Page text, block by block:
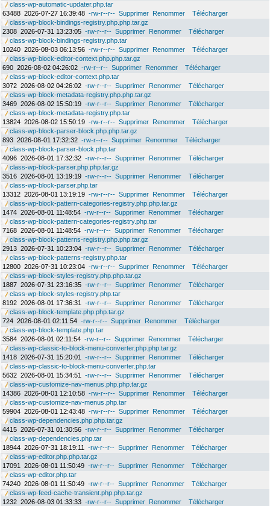
class-wp-automatic-updater.php.tar
63488 2026-07-27 16:39:48 -rw-r--r-- Supprimer Renommer
Télécharger
class-wp-block-bindings-registry.php.php.tar.gz
2308 2026-07-31 13:23:05 -rw-r--r-- Supprimer Renommer
Télécharger
class-wp-block-bindings-registry.php.tar
10240 2026-08-03 06:13:56 -rw-r--r-- Supprimer Renommer
Télécharger
class-wp-block-editor-context.php.php.tar.gz
690 2026-08-02 04:26:02 -rw-r--r-- Supprimer Renommer
Télécharger
class-wp-block-editor-context.php.tar
3072 2026-08-02 04:26:02 -rw-r--r-- Supprimer Renommer
Télécharger
class-wp-block-metadata-registry.php.php.tar.gz
3469 2026-08-02 15:50:19 -rw-r--r-- Supprimer Renommer
Télécharger
class-wp-block-metadata-registry.php.tar
13824 2026-08-02 15:50:19 -rw-r--r-- Supprimer Renommer
Télécharger
class-wp-block-parser-block.php.php.tar.gz
893 2026-08-01 17:32:32 -rw-r--r-- Supprimer Renommer
Télécharger
class-wp-block-parser-block.php.tar
4096 2026-08-01 17:32:32 -rw-r--r-- Supprimer Renommer
Télécharger
class-wp-block-parser.php.php.tar.gz
3516 2026-08-01 13:19:19 -rw-r--r-- Supprimer Renommer
Télécharger
class-wp-block-parser.php.tar
13312 2026-08-01 13:19:19 -rw-r--r-- Supprimer Renommer
Télécharger
class-wp-block-pattern-categories-registry.php.php.tar.gz
1474 2026-08-01 11:48:54 -rw-r--r-- Supprimer Renommer
Télécharger
class-wp-block-pattern-categories-registry.php.tar
7168 2026-08-01 11:48:54 -rw-r--r-- Supprimer Renommer
Télécharger
class-wp-block-patterns-registry.php.php.tar.gz
2913 2026-07-31 10:23:04 -rw-r--r-- Supprimer Renommer
Télécharger
class-wp-block-patterns-registry.php.tar
12800 2026-07-31 10:23:04 -rw-r--r-- Supprimer Renommer
Télécharger
class-wp-block-styles-registry.php.php.tar.gz
1887 2026-07-31 23:16:35 -rw-r--r-- Supprimer Renommer
Télécharger
class-wp-block-styles-registry.php.tar
8192 2026-08-01 17:36:31 -rw-r--r-- Supprimer Renommer
Télécharger
class-wp-block-template.php.php.tar.gz
724 2026-08-01 02:11:54 -rw-r--r-- Supprimer Renommer
Télécharger
class-wp-block-template.php.tar
3584 2026-08-01 02:11:54 -rw-r--r-- Supprimer Renommer
Télécharger
class-wp-classic-to-block-menu-converter.php.php.tar.gz
1418 2026-07-31 15:20:01 -rw-r--r-- Supprimer Renommer
Télécharger
class-wp-classic-to-block-menu-converter.php.tar
5632 2026-08-01 15:34:51 -rw-r--r-- Supprimer Renommer
Télécharger
class-wp-customize-nav-menus.php.php.tar.gz
14386 2026-08-01 12:10:58 -rw-r--r-- Supprimer Renommer
Télécharger
class-wp-customize-nav-menus.php.tar
59904 2026-08-01 12:43:48 -rw-r--r-- Supprimer Renommer
Télécharger
class-wp-dependencies.php.php.tar.gz
4415 2026-07-31 01:30:56 -rw-r--r-- Supprimer Renommer
Télécharger
class-wp-dependencies.php.tar
18944 2026-07-31 18:19:11 -rw-r--r-- Supprimer Renommer
Télécharger
class-wp-editor.php.php.tar.gz
17091
2026-08-01 11:50:49 -rw-r--r-- Supprimer Renommer
Télécharger
class-wp-editor.php.tar
74240 2026-08-01 11:50:49 -rw-r--r-- Supprimer Renommer
Télécharger
class-wp-feed-cache-transient.php.php.tar.gz
1232 2026-08-03 01:33:33 -rw-r--r-- Supprimer Renommer
Télécharger